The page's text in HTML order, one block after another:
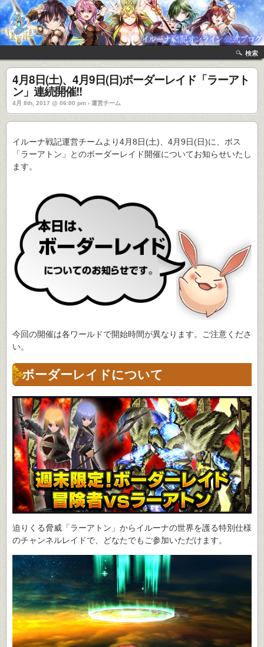
検索
4月8日(土)、4月9日(日)ボーダーレイド「ラーアト
ン」連続開催!!
4月 8th, 2017 @ 06:00 pm › 運営チーム
イルーナ戦記運営チームより4月8日(土)、4月9日(日)に、ボス
「ラーアトン」とのボーダーレイド開催についてお知らせいたし
ます。
今回の開催は各ワールドで開始時間が異なります。ご注意くださ
い。
ボーダーレイドについて
迫りくる脅威「ラーアトン」からイルーナの世界を護る特別仕様
のチャンネルレイドで、どなたでもご参加いただけます。